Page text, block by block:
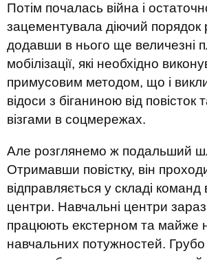
Потім почалась війна і
зацементувала діючий порядок
додавши в нього ще величезні
мобілізації, які необхідно
примусовим методом, що і
відоси з біганиною від повісток
візгами в соцмережах.
Але розглянемо ж подальший
Отримавши повістку, він
відправляється у складі команд
центри. Навчальні центри
працюють екстерном та майже
навчальних потужностей.